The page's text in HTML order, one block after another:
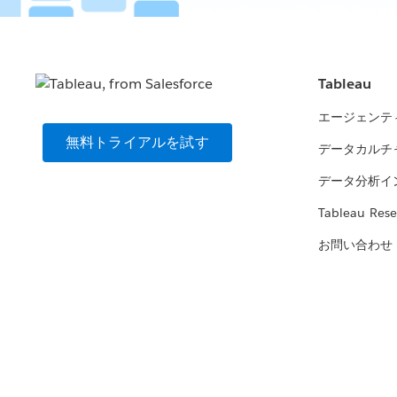
無料トライアルを試す
Tableau
エージェン
データカルチ
データ分析イ
Tableau
お問い合わせ